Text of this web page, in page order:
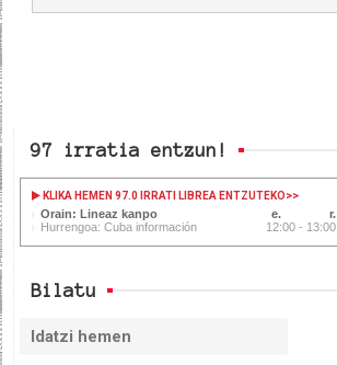
97 irratia entzun!
KLIKA HEMEN 97.0 IRRATI LIBREA ENTZUTEKO>>
Orain: Lineaz kanpo
Hurrengoa: Cuba información
12:00 - 13:00
Bilatu